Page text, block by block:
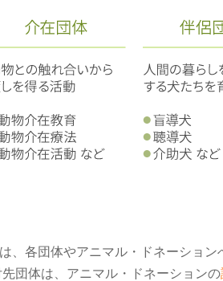
、各団体やアニマル・ドネーション
団体は、アニマル・ドネーションの